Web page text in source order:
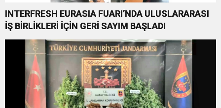
INTERFRESH EURASIA FUARI’NDA ULUSLARARASI
İŞ BİRLİKLERİ İÇİN GERİ SAYIM BAŞLADI